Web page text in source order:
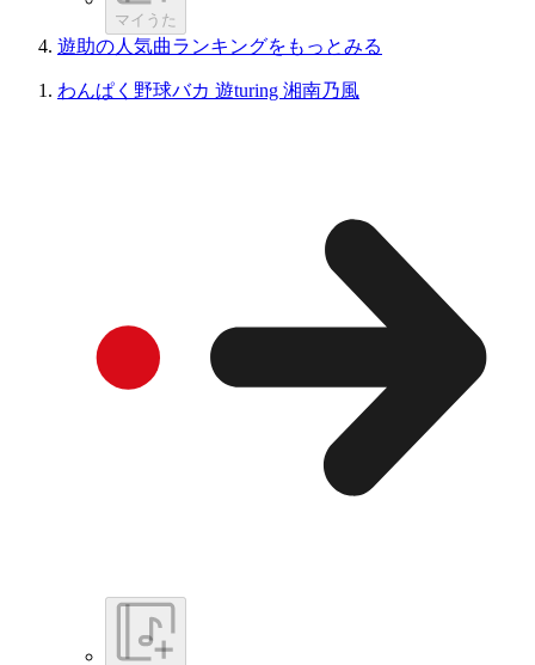
マイうた
遊助の人気曲ランキングをもっとみる
わんぱく野球バカ 遊turing 湘南乃風